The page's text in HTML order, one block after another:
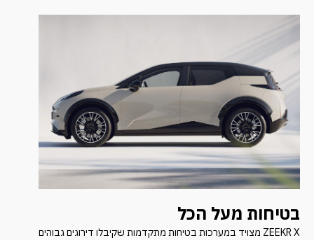
בטיחות מעל הכל
ZEEKR X מצויד במערכות בטיחות מתקדמות שקיבלו דירוגים גבוהים